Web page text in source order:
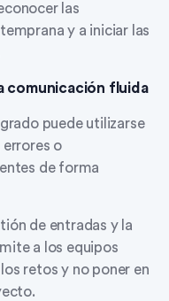
las
y a iniciar las
comunicación fluida
puede utilizarse
o
de forma
de entradas y la
a los equipos
retos y no poner en